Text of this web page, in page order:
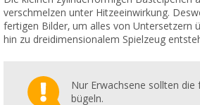
verschmelzen unter Hitzeeinwirkung.
fertigen Bilder, um alles von Untersetzern
hin zu dreidimensionalem Spielzeug
Nur Erwachsene sollten die
bügeln.